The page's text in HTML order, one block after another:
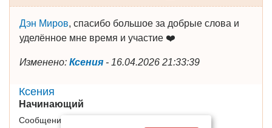
Дэн Миров, спасибо большое за добрые слова и
уделённое мне время и участие ❤️
Изменено: Ксения - 16.04.2026 21:33:39
Ксения
Начинающий
Сообщений: